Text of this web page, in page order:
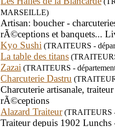
MARSEILLE)
Artisan: boucher -
rÃ©ceptions et banquets...
Kyo Sushi (TRAITEURS -
La table des titans
Zazai (TRAITEURS -
Charcuterie Dastru
Charcuterie artisanale,
rÃ©ceptions
Alazard Traiteur(TRAITEURS
Traiteur depuis 1902